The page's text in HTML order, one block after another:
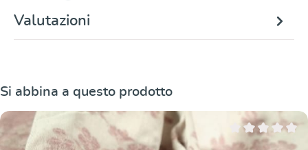
Valutazioni
Salta la galleria dei prodotti
Si abbina a questo prodotto
Valutazione